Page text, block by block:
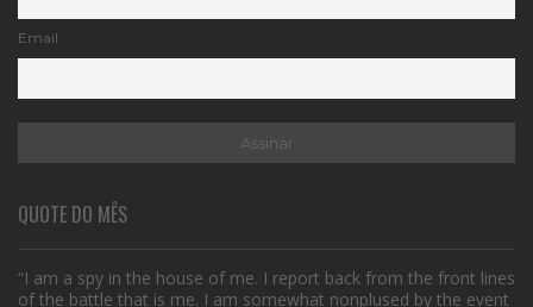
Email
QUOTE DO MÊS
“I am a spy in the house of me. I report back from the front lines
of the battle that is me. I am somewhat nonplused by the event